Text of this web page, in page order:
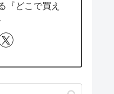
『どこで買え